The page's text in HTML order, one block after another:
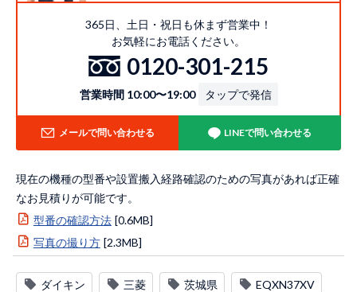
365日、土日・祝日も休まず営業中！
お気軽にお電話ください。
0120-301-215
営業時間 10:00〜19:00 タップで発信
メールで問い合わせる LINEで問い合わせる
現在の機種の型番や設置搬入経路確認のための写真があれば正確
なお見積りが可能です。
型番の確認方法 [0.6MB]
写真の撮り方 [2.3MB]
ダイキン 三菱 茨城県 EQXN37XV